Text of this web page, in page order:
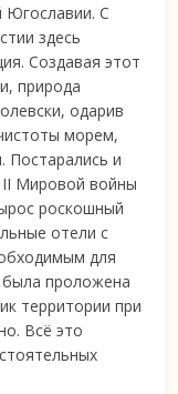
Югославии. С
здесь
Создавая этот
природа
одарив
морем,
Постарались и
II Мировой войны
роскошный
отели с
для
была проложена
территории при
Всё это